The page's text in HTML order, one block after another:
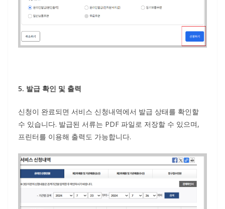
5. 발급 확인 및 출력
신청이 완료되면 서비스 신청내역에서 발급 상태를 확인할
수 있습니다. 발급된 서류는 PDF 파일로 저장할 수 있으며,
프린터를 이용해 출력도 가능합니다.